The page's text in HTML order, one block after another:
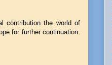
contribution the world of
for further continuation.